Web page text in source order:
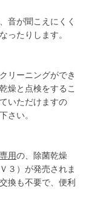
音が聞こえにくく
ったりします。
リーニングができ
燥と点検をするこ
いただけますの
さい。
用の、除菌乾燥
３）が発売されま
換も不要で、便利